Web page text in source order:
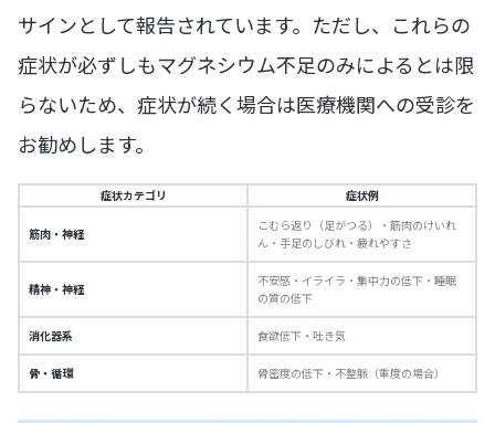
サインとして報告されています。ただし、これらの
症状が必ずしもマグネシウム不足のみによるとは限
らないため、症状が続く場合は医療機関への受診を
お勧めします。
症状カテゴリ 症状例
筋肉・神経
こむら返り（足がつる）・筋肉のけいれ
ん・手足のしびれ・疲れやすさ
精神・神経
不安感・イライラ・集中力の低下・睡眠
の質の低下
消化器系 食欲低下・吐き気
骨・循環 骨密度の低下・不整脈（重度の場合）